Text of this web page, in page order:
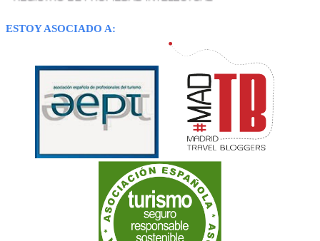
ESTOY ASOCIADO A: